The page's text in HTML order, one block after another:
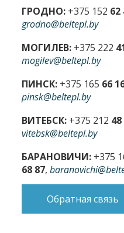
ГРОДНО: +375 152 62
grodno@beltepl.by
МОГИЛЕВ: +375 222
mogilev@beltepl.by
ПИНСК: +375 165 66
pinsk@beltepl.by
ВИТЕБСК: +375 212
vitebsk@beltepl.by
БАРАНОВИЧИ: +375
68 87,
Обратная связь